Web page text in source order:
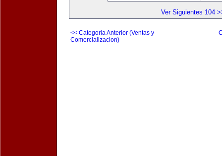
Ver Siguientes 104
<< Categoria Anterior (Ventas y
Comercializacion)